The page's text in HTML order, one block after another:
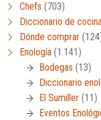
Chefs (703)
Diccionario de
Dónde comprar
Enología (1.141)
Bodegas (13)
Diccionario
El Sumiller (11)
Eventos